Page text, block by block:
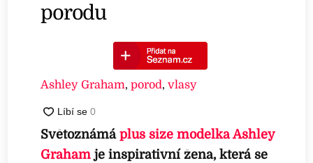
porodu
Ashley Graham,porod,vlasy
Světoznámáplus size modelka Ashley
Graham je inspirativní žena, která se